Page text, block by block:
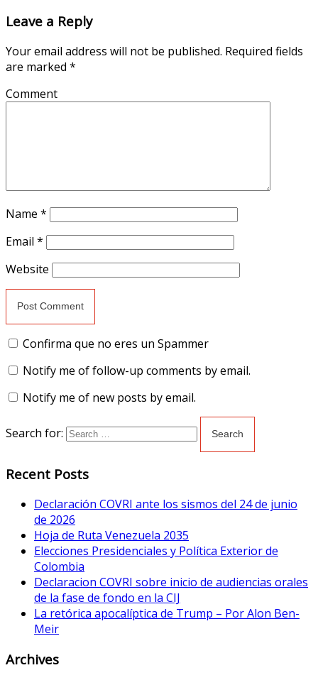
Leave a Reply
Your email address will not be published. Required fields
are marked *
Comment
Name *
Email *
Website
Confirma que no eres un Spammer
Notify me of follow-up comments by email.
Notify me of new posts by email.
Search for:
Recent Posts
Declaración COVRI ante los sismos del 24 de junio
de 2026
Hoja de Ruta Venezuela 2035
Elecciones Presidenciales y Política Exterior de
Colombia
Declaracion COVRI sobre inicio de audiencias orales
de la fase de fondo en la CIJ
La retórica apocalíptica de Trump – Por Alon Ben-
Meir
Archives